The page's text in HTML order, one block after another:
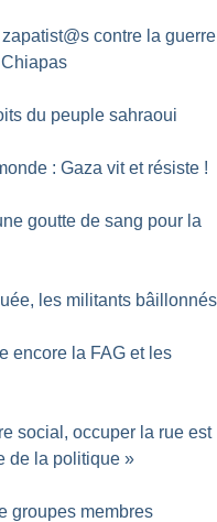
contre la guerre
du peuple sahraoui
: Gaza vit et résiste !
goutte de sang pour la
les militants bâillonnés
encore la FAG et les
social, occuper la rue est
de la politique »
groupes membres